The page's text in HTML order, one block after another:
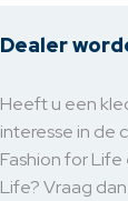
Dealer
Heeft u een
interesse in de
Fashion for
Life? Vraag